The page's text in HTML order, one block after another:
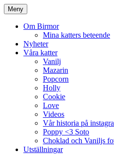
Meny
Om Birmor
Mina katters beteende
Nyheter
Våra katter
Vanilj
Mazarin
Popcorn
Holly
Cookie
Love
Videos
Vår historia på
Poppy <3 Soto
Choklad och Vaniljs
Utställningar